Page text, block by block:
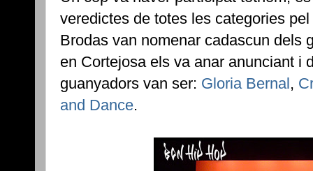
veredictes de totes les categories
Brodas van nomenar cadascun dels
en Cortejosa els va anar anunciant i
guanyadors van ser: Gloria Bernal,
and Dance.